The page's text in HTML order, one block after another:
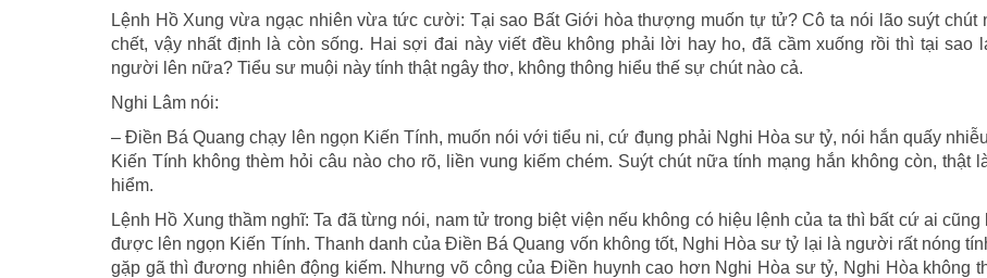
Lệnh Hồ Xung vừa ngạc nhiên vừa tức cười: Tại sao Bất Giới hòa thượng muốn tự tử? Cô ta nói lão suýt chút
chết, vậy nhất định là còn sống. Hai sợi đai này viết đều không phải lời hay ho, đã cầm xuống rồi thì tại sao
người lên nữa? Tiểu sư muội này tính thật ngây thơ, không thông hiểu thế sự chút nào cả.
Nghi Lâm nói:
– Điền Bá Quang chạy lên ngọn Kiến Tính, muốn nói với tiểu ni, cứ đụng phải Nghi Hòa sư tỷ, nói hắn quấy
Kiến Tính không thèm hỏi câu nào cho rõ, liền vung kiếm chém. Suýt chút nữa tính mạng hắn không còn, thật
hiểm.
Lệnh Hồ Xung thầm nghĩ: Ta đã từng nói, nam tử trong biệt viện nếu không có hiệu lệnh của ta thì bất cứ ai cũng
được lên ngọn Kiến Tính. Thanh danh của Điền Bá Quang vốn không tốt, Nghi Hòa sư tỷ lại là người rất nóng
gặp gã thì đương nhiên động kiếm. Nhưng võ công của Điền huynh cao hơn Nghi Hòa sư tỷ, Nghi Hòa không